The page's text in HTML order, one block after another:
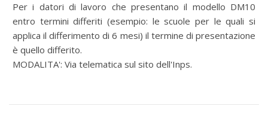
Per i datori di lavoro che presentano il modello DM10
entro termini differiti (esempio: le scuole per le quali si
applica il differimento di 6 mesi) il termine di presentazione
è quello differito.
MODALITA': Via telematica sul sito dell'Inps.